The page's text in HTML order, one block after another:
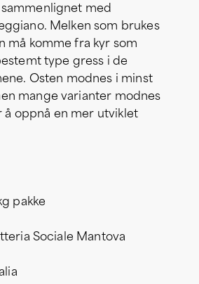
med
Melken som brukes
må komme fra kyr som
type gress i de
Osten modnes i minst
mange varianter modnes
å oppnå en mer utviklet
pakke
Sociale Mantova